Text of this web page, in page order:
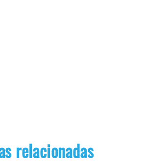
relacionadas